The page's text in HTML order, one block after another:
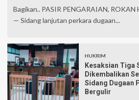
Bagikan.. PASIR PENGARAIAN,
— Sidang lanjutan perkara dugaan...
HUKRIM
Kesaksian Tiga
Dikembalikan
Sidang Dugaan
Bergulir